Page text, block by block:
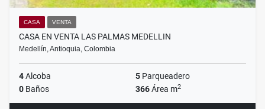
CASA VENTA
CASA EN VENTA LAS PALMAS MEDELLIN
Medellín, Antioquia, Colombia
4Alcoba 5 Parqueadero
0 Baños 366Área m2